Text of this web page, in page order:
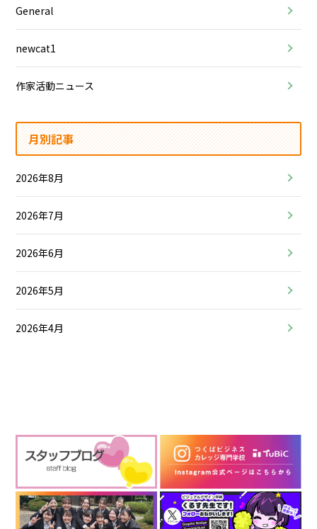
General
newcat1
作家活動ニュース
月別記事
2026年8月
2026年7月
2026年6月
2026年5月
2026年4月